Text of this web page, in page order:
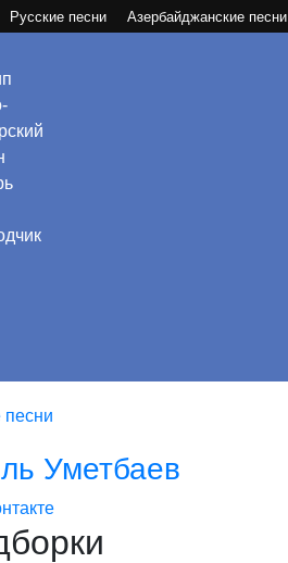
Русские песни Азербайджанские песни
песни
Уметбаев